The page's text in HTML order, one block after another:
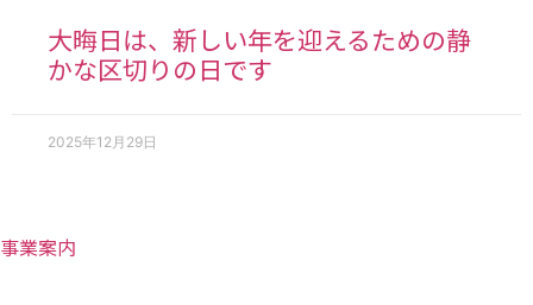
大晦日は、新しい年を迎えるための静
かな区切りの日です
2025年12月29日
事業案内